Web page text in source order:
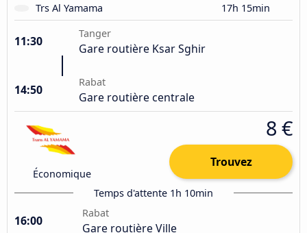
Trs Al Yamama
17h 15min
11:30
Tanger
Gare routière Ksar Sghir
14:50
Rabat
Gare routière centrale
Économique
8 €
Trouvez
Temps d'attente 1h 10min
16:00
Rabat
Gare routière Ville